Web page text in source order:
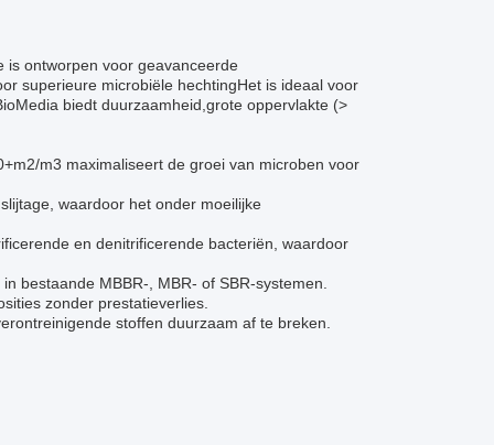
is ontworpen voor geavanceerde
superieure microbiële hechtingHet is ideaal voor
biedt duurzaamheid,grote oppervlakte (>
m3 maximaliseert de groei van microben voor
waardoor het onder moeilijke
en denitrificerende bacteriën, waardoor
bestaande MBBR-, MBR- of SBR-systemen.
zonder prestatieverlies.
stoffen duurzaam af te breken.